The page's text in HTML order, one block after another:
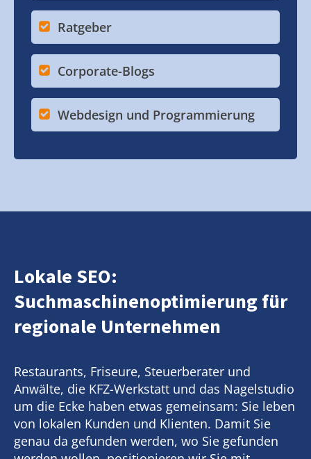
Ratgeber
Corporate-Blogs
Webdesign und Programmierung
Lokale SEO:
Suchmaschinenoptimierung für
regionale Unternehmen
Restaurants, Friseure, Steuerberater und
Anwälte, die KFZ-Werkstatt und das Nagelstudio
um die Ecke haben etwas gemeinsam: Sie leben
von lokalen Kunden und Klienten. Damit Sie
genau da gefunden werden, wo Sie gefunden